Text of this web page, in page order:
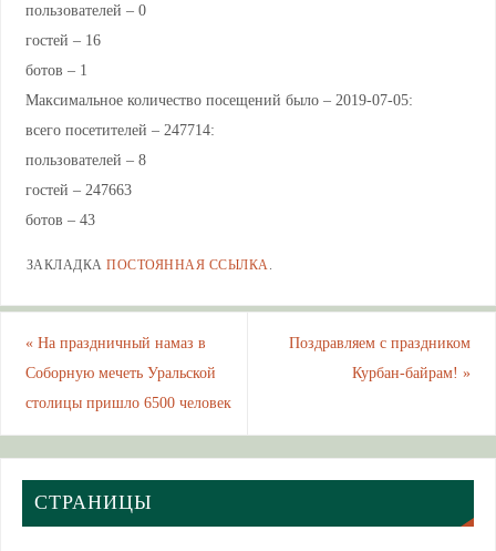
пользователей – 0
гостей – 16
ботов – 1
Максимальное количество посещений было – 2019-07-05:
всего посетителей – 247714:
пользователей – 8
гостей – 247663
ботов – 43
ЗАКЛАДКАПОСТОЯННАЯ ССЫЛКА.
«На праздничный намаз в
Соборную мечеть Уральской
столицы пришло 6500 человек
Поздравляем с праздником
Курбан-байрам!»
СТРАНИЦЫ